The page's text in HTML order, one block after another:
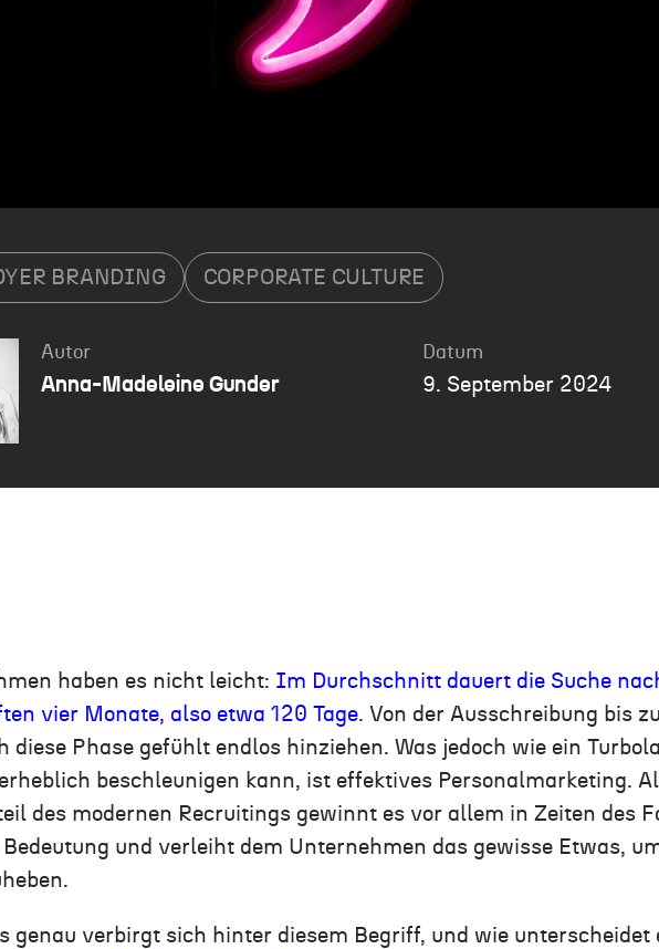
BRANDING CORPORATE CULTURE
Autor
Anna-Madeleine Gunder
Datum
9. September 2024
haben es nicht leicht: Im Durchschnitt dauert die Suche
vier Monate, also etwa 120 Tage. Von der Ausschreibung bis
diese Phase gefühlt endlos hinziehen. Was jedoch wie ein
beschleunigen kann, ist effektives Personalmarketing.
des modernen Recruitings gewinnt es vor allem in Zeiten des
und verleiht dem Unternehmen das gewisse Etwas,
genau verbirgt sich hinter diesem Begriff, und wie unterscheidet